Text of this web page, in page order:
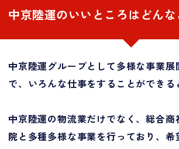
中京陸運のいいところはどんな
中京陸運グループとして多様な事業展
で、いろんな仕事をすることができる
中京陸運の物流業だけでなく、総合
院と多種多様な事業を行っており、希